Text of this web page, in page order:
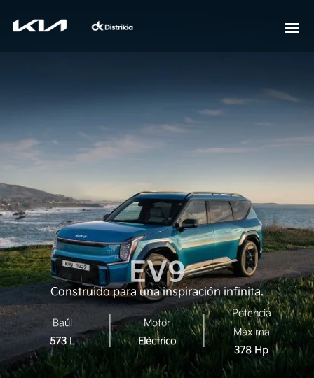
EV9
Construido para una inspiración infinita.
Baúl
573 L
Motor
Eléctrico
Potencia
Máxima
378 Hp